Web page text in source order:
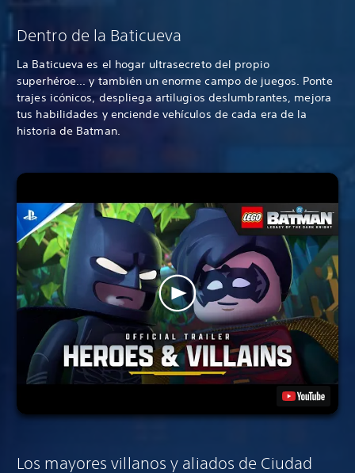
Dentro de la Baticueva
La Baticueva es el hogar ultrasecreto del propio
superhéroe... y también un enorme campo de juegos. Ponte
trajes icónicos, despliega artilugios deslumbrantes, mejora
tus habilidades y enciende vehículos de cada era de la
historia de Batman.
Los mayores villanos y aliados de Ciudad